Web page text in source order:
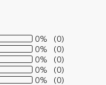
0%
(0)
0%
(0)
0%
(0)
0%
(0)
0%
(0)